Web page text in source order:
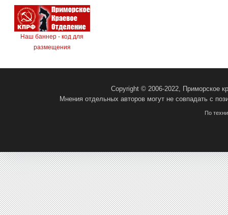
Наш баннер - код для
размещения
Copyright © 2006-2022, Приморское
Мнения отдельных авторов могут не совпадать с
По